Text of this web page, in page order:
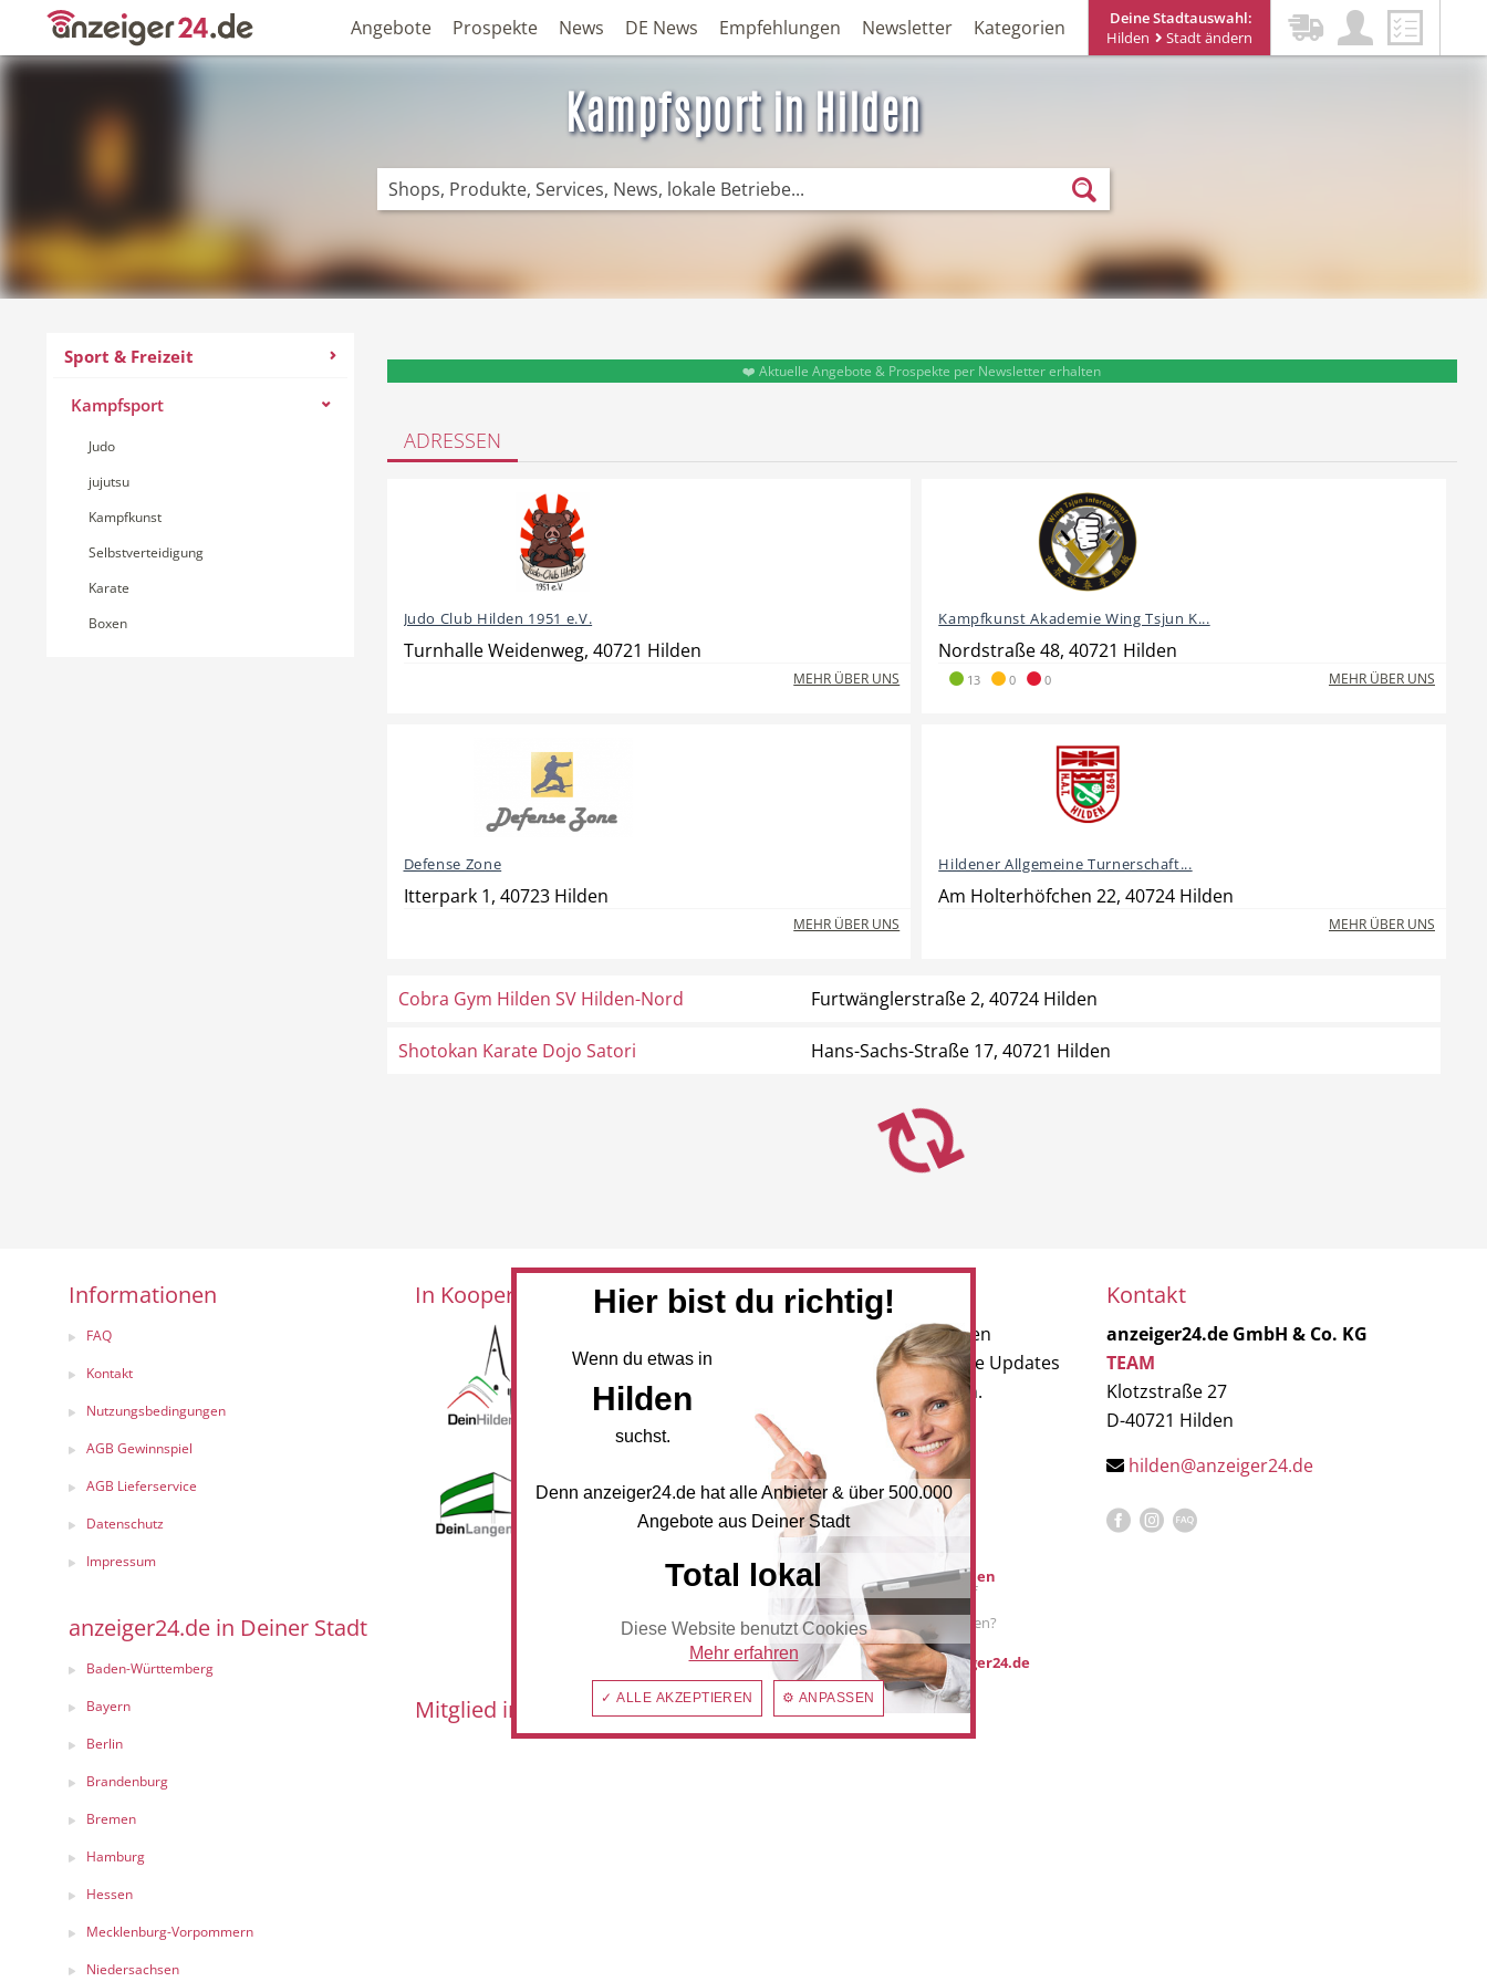
Deine Stadtauswahl:
Hilden
Stadt ändern
Angebote Prospekte News DE News Empfehlungen Newsletter Kategorien
Kampfsport in Hilden
Sport & Freizeit
Kampfsport
Judo
jujutsu
Kampfkunst
Selbstverteidigung
Karate
Boxen
❤️ Aktuelle Angebote & Prospekte per Newsletter erhalten
ADRESSEN
Judo Club Hilden 1951 e.V.
Turnhalle Weidenweg, 40721 Hilden
MEHR ÜBER UNS
Kampfkunst Akademie Wing Tsjun K...
Nordstraße 48, 40721 Hilden
13 0 0 MEHR ÜBER UNS
Defense Zone
Itterpark 1, 40723 Hilden
MEHR ÜBER UNS
Hildener Allgemeine Turnerschaft...
Am Holterhöfchen 22, 40724 Hilden
MEHR ÜBER UNS
Cobra Gym Hilden SV Hilden-Nord Furtwänglerstraße 2, 40724 Hilden
Shotokan Karate Dojo Satori Hans-Sachs-Straße 17, 40721 Hilden
Informationen
FAQ
Kontakt
Nutzungsbedingungen
AGB Gewinnspiel
AGB Lieferservice
Datenschutz
Impressum
anzeiger24.de in Deiner Stadt
Baden-Württemberg
Bayern
Berlin
Brandenburg
Bremen
Hamburg
Hessen
Mecklenburg-Vorpommern
Niedersachsen
In Kooperation mit:
Mitglied im:
Newsletter
Melden Sie sich für unseren
Newsletter an, um neueste Updates
und Angebote zu erhalten.
NEWSLETTER BESTELLEN
Mediadaten
Werbung buchen
Sie möchten auf
Werbung schalten?
hilden@anzeiger24.de
Kontakt
anzeiger24.de GmbH & Co. KG
TEAM
Klotzstraße 27
D-40721 Hilden
hilden@anzeiger24.de
Hier bist du richtig!
Wenn du etwas in
Hilden
suchst.
Denn anzeiger24.de hat alle Anbieter & über 500.000
Angebote aus Deiner Stadt
Total lokal
Diese Website benutzt Cookies
Mehr erfahren
✓ ALLE AKZEPTIEREN ⚙ ANPASSEN